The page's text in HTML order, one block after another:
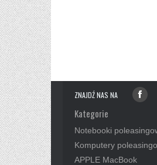
ZNAJDŹ NAS NA
Kategorie
Notebooki
Komputery
APPLE MacBook